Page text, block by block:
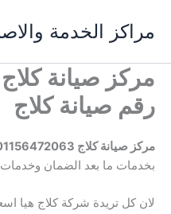
المحتوى
مراكز الخدمة
رقم صيانة كلاج
مركز صيانة كلاج 01156472063
بخدمات ما بعد الضمان وخدمات
لان كل تريدة شركة كلاج هيا